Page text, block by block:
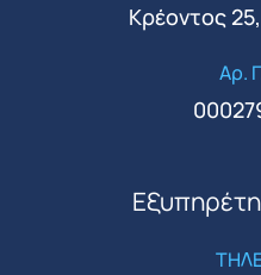
Κρέοντος
Αρ.